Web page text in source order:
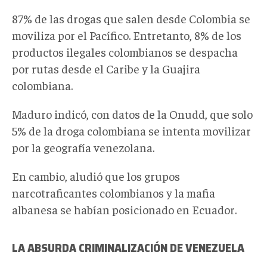
87% de las drogas que salen desde Colombia se
moviliza por el Pacífico. Entretanto, 8% de los
productos ilegales colombianos se despacha
por rutas desde el Caribe y la Guajira
colombiana.
Maduro indicó, con datos de la Onudd, que solo
5% de la droga colombiana se intenta movilizar
por la geografía venezolana.
En cambio, aludió que los grupos
narcotraficantes colombianos y la mafia
albanesa se habían posicionado en Ecuador.
LA ABSURDA CRIMINALIZACIÓN DE VENEZUELA